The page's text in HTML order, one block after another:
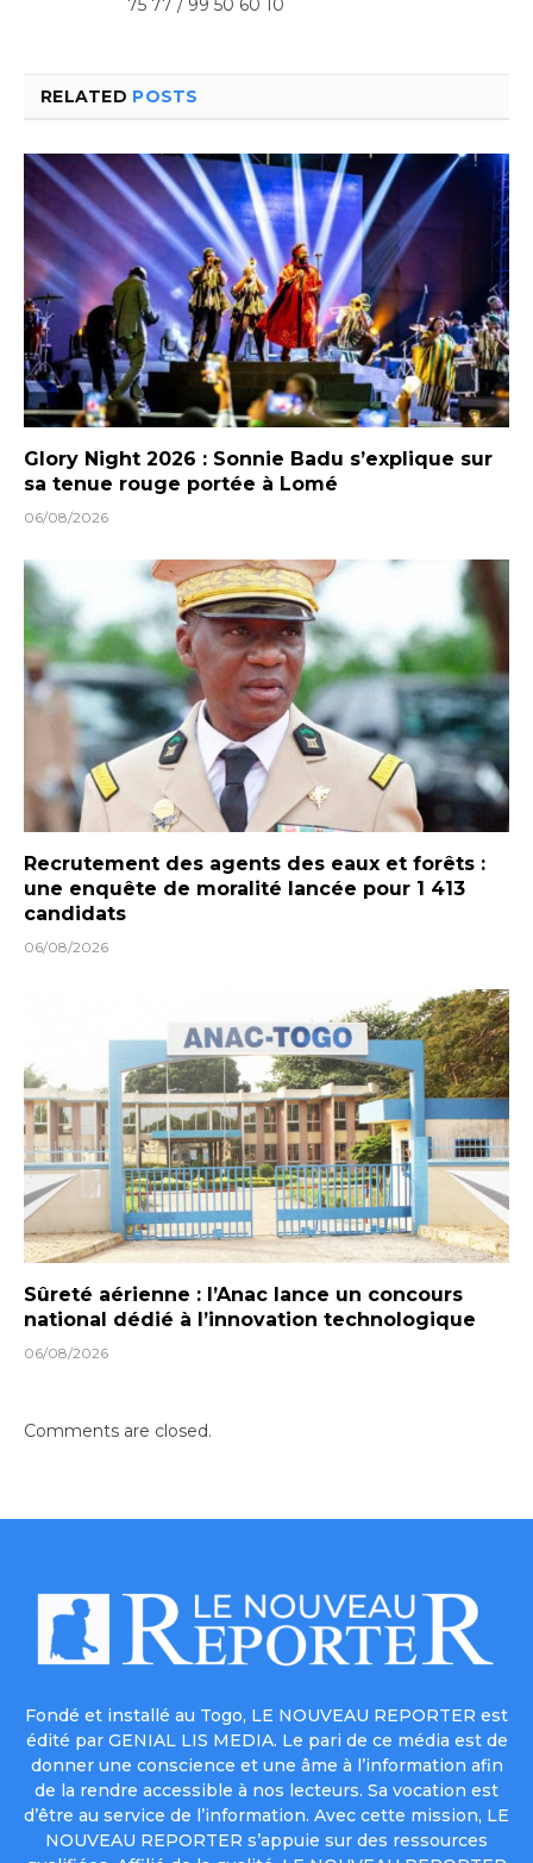
75 77 / 99 50 60 10
RELATED POSTS
Glory Night 2026 : Sonnie Badu s’explique sur
sa tenue rouge portée à Lomé
06/08/2026
Recrutement des agents des eaux et forêts :
une enquête de moralité lancée pour 1 413
candidats
06/08/2026
Sûreté aérienne : l’Anac lance un concours
national dédié à l’innovation technologique
06/08/2026
Comments are closed.
Fondé et installé au Togo, LE NOUVEAU REPORTER est
édité par GENIAL LIS MEDIA. Le pari de ce média est de
donner une conscience et une âme à l’information afin
de la rendre accessible à nos lecteurs. Sa vocation est
d’être au service de l’information. Avec cette mission, LE
NOUVEAU REPORTER s’appuie sur des ressources